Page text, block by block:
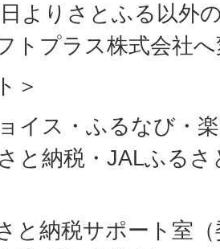
よりさとふる以外
トプラス株式会社
＞
イス・ふるなび・
と納税・JALふる
と納税サポート室